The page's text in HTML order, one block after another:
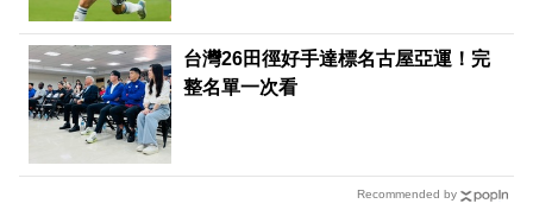
台灣26田徑好手達標名古屋亞運！完
整名單一次看
Recommended by